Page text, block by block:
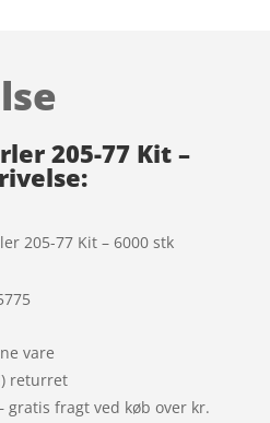
205-77 Kit –
205-77 Kit – 6000 stk
vare
returret
fragt ved køb over kr.